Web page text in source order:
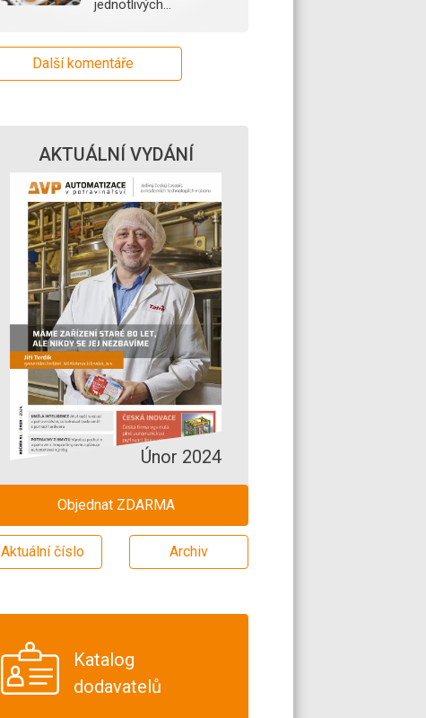
jednotlivých…
Další komentáře
AKTUÁLNÍ VYDÁNÍ
Únor 2024
Objednat ZDARMA
Aktuální číslo Archiv
Katalog
dodavatelů